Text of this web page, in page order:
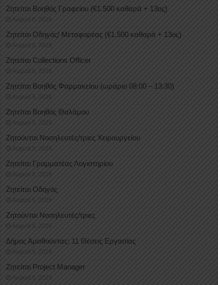
Ζητείται Βοηθός Γραφείου (€1.500 καθαρά + 13ος)
August 6, 2026
Ζητείται Οδηγός/ Μεταφορέας (€1.500 καθαρά + 13ος)
August 6, 2026
Ζητείται Collections Officer
August 6, 2026
Ζητείται Βοηθός Φαρμακείου (ωράριο 08:00 – 13:30)
August 5, 2026
Ζητείται Βοηθός Θαλάμου
August 5, 2026
Ζητούνται Νοσηλευτές/τριες Χειρουργείου
August 5, 2026
Ζητείται Γραμματέας Λογιστηρίου
August 5, 2026
Ζητείται Οδηγός
August 5, 2026
Ζητούνται Νοσηλευτές/τριες
August 5, 2026
Δήμος Αμαθούντας: 11 Θέσεις Εργασίας
August 5, 2026
Ζητείται Project Manager
August 5, 2026